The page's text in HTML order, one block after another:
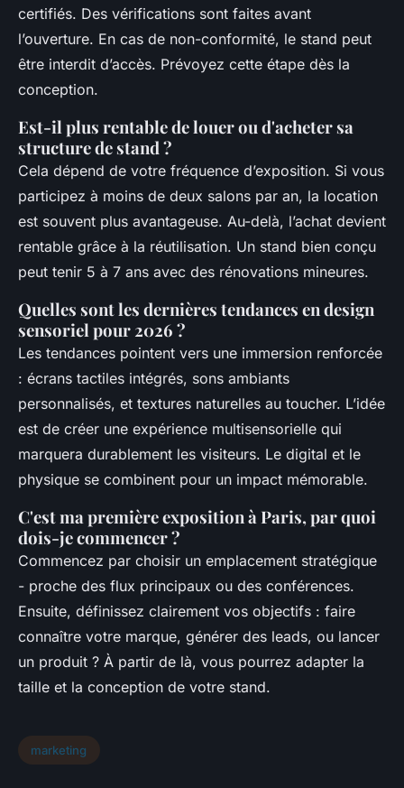
certifiés. Des vérifications sont faites avant
l’ouverture. En cas de non-conformité, le stand peut
être interdit d’accès. Prévoyez cette étape dès la
conception.
Est-il plus rentable de louer ou d'acheter sa
structure de stand ?
Cela dépend de votre fréquence d’exposition. Si vous
participez à moins de deux salons par an, la location
est souvent plus avantageuse. Au-delà, l’achat devient
rentable grâce à la réutilisation. Un stand bien conçu
peut tenir 5 à 7 ans avec des rénovations mineures.
Quelles sont les dernières tendances en design
sensoriel pour 2026 ?
Les tendances pointent vers une immersion renforcée
: écrans tactiles intégrés, sons ambiants
personnalisés, et textures naturelles au toucher. L’idée
est de créer une expérience multisensorielle qui
marquera durablement les visiteurs. Le digital et le
physique se combinent pour un impact mémorable.
C'est ma première exposition à Paris, par quoi
dois-je commencer ?
Commencez par choisir un emplacement stratégique
- proche des flux principaux ou des conférences.
Ensuite, définissez clairement vos objectifs : faire
connaître votre marque, générer des leads, ou lancer
un produit ? À partir de là, vous pourrez adapter la
taille et la conception de votre stand.
marketing